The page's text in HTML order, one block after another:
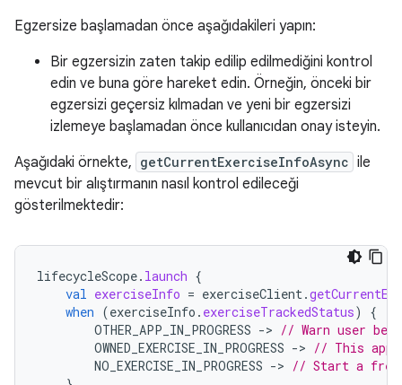
Egzersize başlamadan önce aşağıdakileri yapın:
Bir egzersizin zaten takip edilip edilmediğini kontrol
edin ve buna göre hareket edin. Örneğin, önceki bir
egzersizi geçersiz kılmadan ve yeni bir egzersizi
izlemeye başlamadan önce kullanıcıdan onay isteyin.
Aşağıdaki örnekte, getCurrentExerciseInfoAsync ile
mevcut bir alıştırmanın nasıl kontrol edileceği
gösterilmektedir:
lifecycleScope. launch {
val exerciseInfo = exerciseClient.
when (exerciseInfo . exerciseTrackedStatus)
{
OTHER_APP_IN_PROGRESS -> // Warn user
OWNED_EXERCISE_IN_PROGRESS -> // This app
NO_EXERCISE_IN_PROGRESS -> // Start a